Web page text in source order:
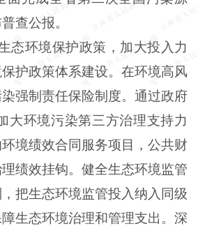
查公报。
态环境保护政策，加大投入力
护政策体系建设。在环境高风
强制责任保险制度。通过政府
大环境污染第三方治理支持力
境绩效合同服务项目，公共财
绩效挂钩。健全生态环境监管
把生态环境监管投入纳入同级
生态环境治理和管理支出。深